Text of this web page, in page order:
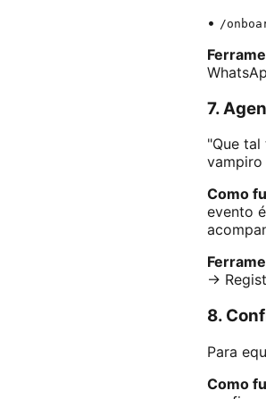
• /
7.
"Que tal
vampiro
Como
evento
→
8.
Para
Como